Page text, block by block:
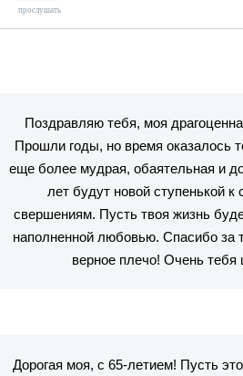
прослушать
Поздравляю тебя, моя
Прошли годы, но время оказалось
еще более мудрая, обаятельная и
лет будут новой ступенькой к
свершениям. Пусть твоя жизнь
наполненной любовью. Спасибо за
верное плечо! Очень
Дорогая моя, с 65-летием! Пусть